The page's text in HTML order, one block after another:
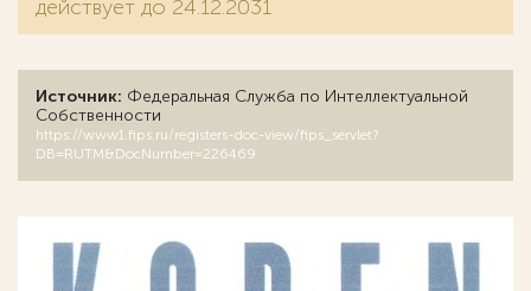
действует до 24.12.2031
Источник: Федеральная Служба по Интеллектуальной
Собственности
https://www1.fips.ru/registers-doc-view/fips_servlet?
DB=RUTM&DocNumber=226469